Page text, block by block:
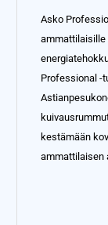
Asko
ammattilaisille
Professional -
kestämään
ammattilaisen